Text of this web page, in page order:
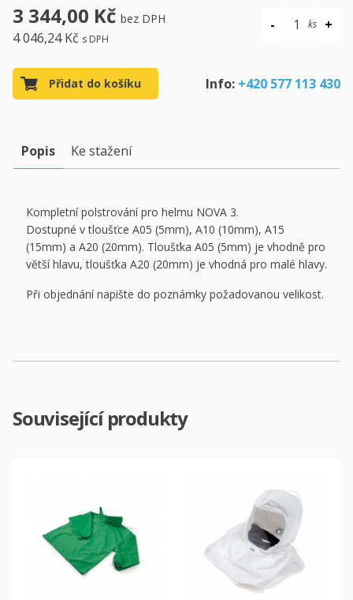
3 344,00 Kč bez DPH
4 046,24 Kč s DPH
Přidat do košíku Info: +420 577 113 430
Popis Ke stažení
Kompletní polstrování pro helmu NOVA 3.
Dostupné v tloušťce A05 (5mm), A10 (10mm), A15
(15mm) a A20 (20mm). Tloušťka A05 (5mm) je vhodně pro
větší hlavu, tloušťka A20 (20mm) je vhodná pro malé hlavy.
Při objednání napište do poznámky požadovanou velikost.
Související produkty